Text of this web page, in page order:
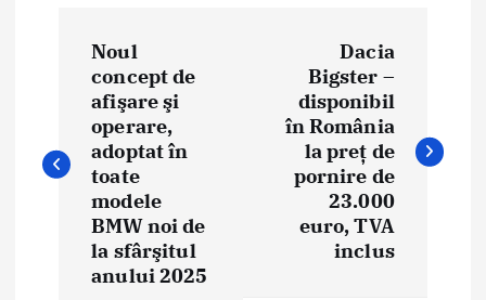
i
Noul
concept de
afişare şi
operare,
adoptat în
toate
modele
BMW noi de
la sfârşitul
anului 2025
Dacia
Bigster –
disponibil
în România
la preț de
pornire de
23.000
euro, TVA
inclus